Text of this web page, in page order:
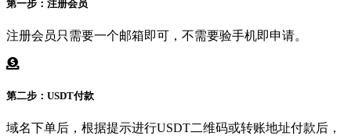
第一步：注册会员
注册会员只需要一个邮箱即可，不需要验手机即申请。
第二步：USDT付款
域名下单后，根据提示进行USDT二维码或转账地址付款后，